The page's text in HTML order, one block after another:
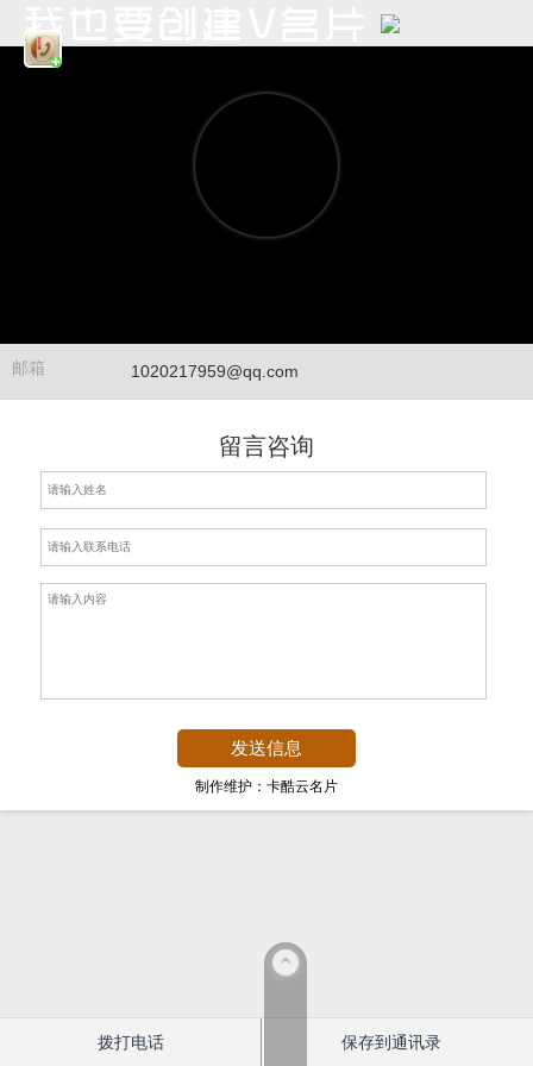
邮箱 1020217959@qq.com
留言咨询
制作维护：卡酷云名片
拨打电话 保存到通讯录